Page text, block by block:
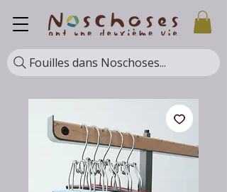
Fouilles dans Noschoses...